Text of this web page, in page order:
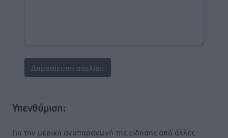
Υπενθύμιση:
Για την μερική αναπαραγωγή της είδησης από άλλες